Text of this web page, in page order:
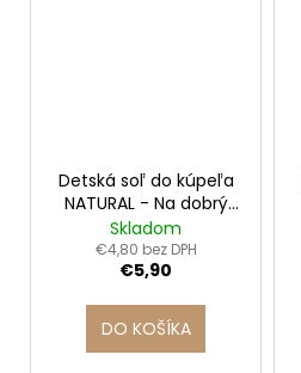
Detská soľ do kúpeľa
NATURAL - Na dobrý
spánok
Skladom
€4,80 bez DPH
€5,90
DO KOŠÍKA